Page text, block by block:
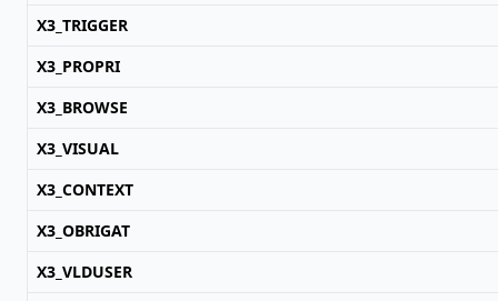
X3_TRIGGER
X3_PROPRI
X3_BROWSE
X3_VISUAL
X3_CONTEXT
X3_OBRIGAT
X3_VLDUSER